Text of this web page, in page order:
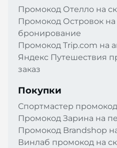
Промокод Отелло на
Промокод Островок
бронирование
Промокод Trip.com на
Яндекс Путешествия
заказ
Покупки
Спортмастер
Промокод Зарина на
Промокод Brandshop
Винлаб промокод на